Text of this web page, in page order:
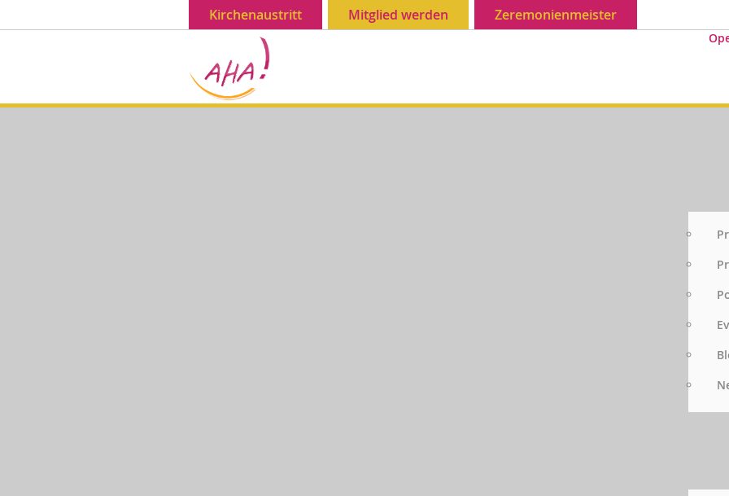
Kirchenaustritt Mitglied werden Zeremonienmeister